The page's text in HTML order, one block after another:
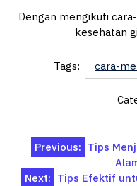
Dengan mengikuti
kesehatan
Tags: cara-
Post
navigation
Previous: Tips
Next: Tips Efektif